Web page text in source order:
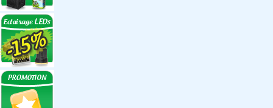
Accessoires
Eclairages LEDs
Eclairages ECO
Kits ECO
Ampoules ECO
Réflecteurs ECO